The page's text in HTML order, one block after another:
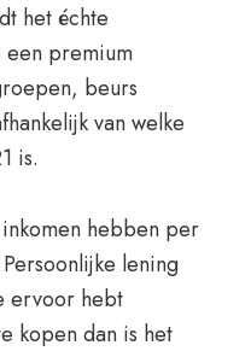
het échte
een premium
beurs
van welke
is.
hebben per
lening
ervoor hebt
kopen dan is het